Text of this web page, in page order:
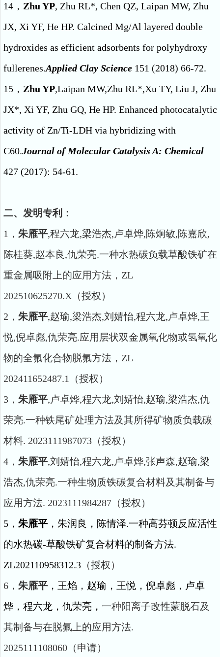
14， Zhu YP, Zhu RL*, Chen QZ, Laipan MW, Zhu
JX, Xi YF, He HP. Calcined Mg/Al layered double
hydroxides as efficient adsorbents for polyhydroxy
fullerenes.Applied Clay Science 151 (2018) 66-72.
15， Zhu YP,Laipan MW,Zhu RL*,Xu TY, Liu J, Zhu
JX*, Xi YF, Zhu GQ, He HP. Enhanced photocatalytic
activity of Zn/Ti-LDH via hybridizing with
C60.Journal of Molecular Catalysis A: Chemical
427 (2017): 54-61.
二、发明专利：
1， 朱雁平,程六龙,梁浩杰,卢卓烨,陈炯敏,陈嘉欣,
陈桂葵,赵本良,仇荣亮.一种水热碳负载草酸铁矿在
重金属吸附上的应用方法，ZL
202510625270.X（授权）
2， 朱雁平,赵瑜,梁浩杰,刘婧怡,程六龙,卢卓烨,王
悦,倪卓彪,仇荣亮.应用层状双金属氧化物或氢氧化
物的全氟化合物脱氟方法，ZL
202411652487.1（授权）
3， 朱雁平,卢卓烨,程六龙,刘婧怡,赵瑜,梁浩杰,仇
荣亮.一种铁尾矿处理方法及其所得矿物质负载碳
材料. 2023111987073（授权）
4， 朱雁平,刘婧怡,程六龙,卢卓烨,张声森,赵瑜,梁
浩杰,仇荣亮.一种生物质铁碳复合材料及其制备与
应用方法. 2023111984287（授权）
5， 朱雁平 ，朱润良，陈情泽.一种高芬顿反应活性
的水热碳-草酸铁矿复合材料的制备方法.
ZL202110958312.3 （授权）
6， 朱雁平 ，王焰，赵瑜，王悦，倪卓彪，卢卓
烨，程六龙，仇荣亮， 一种阳离子改性蒙脱石及
其制备与在脱氟上的应用方法.
2025111108060（申请）